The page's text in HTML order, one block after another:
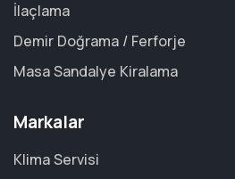
İlaçlama
Demir Doğrama / Ferforje
Masa Sandalye Kiralama
Markalar
Klima Servisi